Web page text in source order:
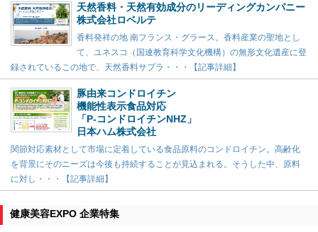
天然香料・天然有効成分のリーディングカンパニー
株式会社ロベルテ
香料発祥の地 南フランス・グラース。香料産業の聖地とし
て、ユネスコ（国連教育科学文化機構）の無形文化遺産に登
録されているこの地で、天然香料サプラ・・・【記事詳細】
豚由来コンドロイチン
機能性表示食品対応
「P-コンドロイチンNHZ」
日本ハム株式会社
関節対応素材として市場に定着している食品原料のコンドロイチン。高齢化
を背景にそのニーズは今後も持続することが見込まれる。そうした中、原料
に対し・・・【記事詳細】
健康美容EXPO 企業特集